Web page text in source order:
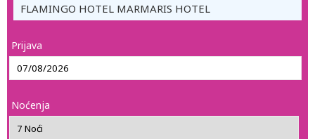
FLAMINGO HOTEL MARMARIS HOTEL
Prijava
Noćenja